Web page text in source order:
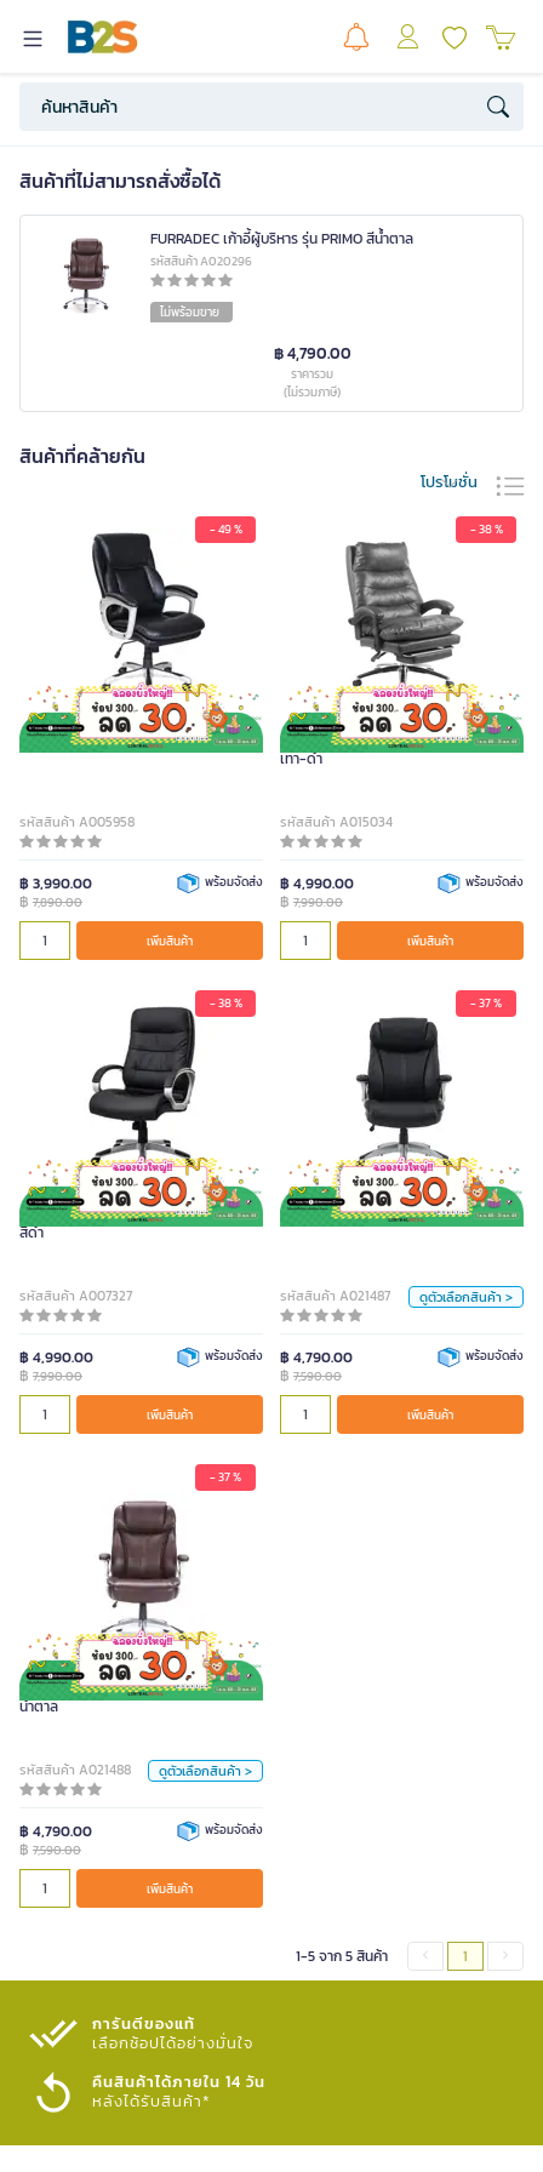
สินค้าที่ไม่สามารถสั่งซื้อได้
FURRADEC เก้าอี้ผู้บริหาร รุ่น PRIMO สีน้ำตาล
รหัสสินค้า A020296
ไม่พร้อมขาย
฿ 4,790.00
ราคารวม
(ไม่รวมภาษี)
สินค้าที่คล้ายกัน
โปรโมชั่น
- 49 %
FURRADEC เก้าอี้ผู้บริหาร รุ่น Grier สีดำ
รหัสสินค้า A005958
฿ 3,990.00
฿ 7,890.00
พร้อมจัดส่ง
เพิ่มสินค้า
- 38 %
FURRADEC เก้าอี้ผู้บริหาร รุ่น โคลเวอร์ สี
เทา-ดำ
รหัสสินค้า A015034
฿ 4,990.00
฿ 7,990.00
พร้อมจัดส่ง
เพิ่มสินค้า
- 38 %
FURRADEC เก้าอี้ผู้บริหาร รุ่น Herring
สีดำ
รหัสสินค้า A007327
฿ 4,990.00
฿ 7,990.00
พร้อมจัดส่ง
เพิ่มสินค้า
- 37 %
FURRADEC เก้าอี้ผู้บริหาร รุ่น PRIMO สีดำ
รหัสสินค้า A021487 ดูตัวเลือกสินค้า >
฿ 4,790.00
฿ 7,590.00
พร้อมจัดส่ง
เพิ่มสินค้า
FURRADEC เก้าอี้ผู้บริหาร รุ่น PRIMO
7,590.00
หน่วย
สี
- 37 %
FURRADEC เก้าอี้ผู้บริหาร รุ่น PRIMO สี
น้ำตาล
รหัสสินค้า A021488 ดูตัวเลือกสินค้า >
฿ 4,790.00
฿ 7,590.00
พร้อมจัดส่ง
เพิ่มสินค้า
FURRADEC เก้าอี้ผู้บริหาร รุ่น PRIMO
7,590.00
หน่วย
สี
1-5 จาก 5 สินค้า 1
การันตีของแท้
เลือกช้อปได้อย่างมั่นใจ​
คืนสินค้าได้ภายใน 14 วัน
หลังได้รับสินค้า*